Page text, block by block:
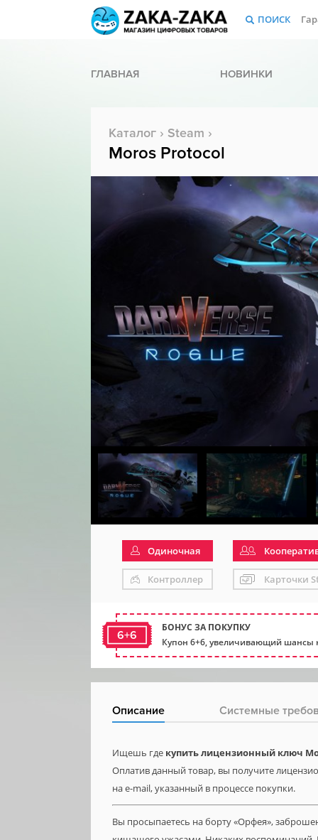
ПОИСК
ГЛАВНАЯ НОВИНКИ
Каталог › Steam ›
Moros Protocol
Одиночная
Контроллер Карточки
6+6
БОНУС ЗА ПОКУПКУ
Купон 6+6, увеличивающий шансы
Описание Системные
Ищешь где купить лицензионный ключ
Оплатив данный товар, вы получите
на e-mail, указанный в процессе покупки.
Вы просыпаетесь на борту «Орфея»,